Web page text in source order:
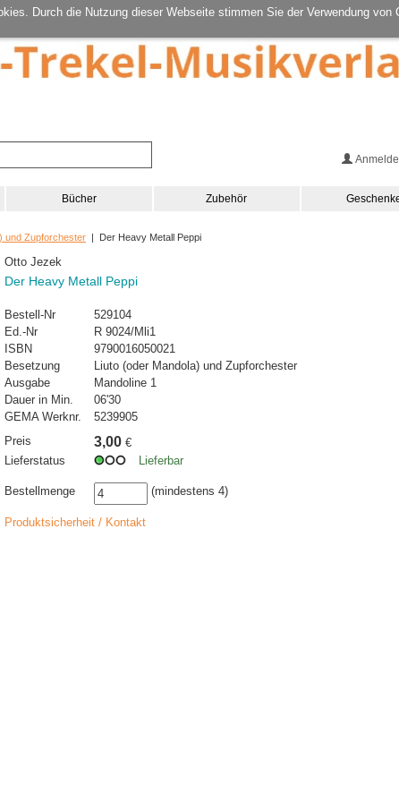
Durch die Nutzung dieser Webseite stimmen Sie der Verwendung von
Bücher Zubehör
und Zupforchester | Der Heavy Metall Peppi
Otto Jezek
Der Heavy Metall Peppi
Bestell-Nr
529104
Ed.-Nr
R 9024/Mli1
ISBN
9790016050021
Besetzung
Liuto (oder Mandola) und Zupforchester
Ausgabe
Mandoline 1
Dauer in Min.
06'30
GEMA Werknr.
5239905
Preis
3,00 €
Lieferstatus
Lieferbar
Bestellmenge (mindestens 4)
Produktsicherheit / Kontakt